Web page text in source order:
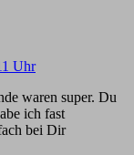
Uhr
waren super. Du
ich fast
bei Dir